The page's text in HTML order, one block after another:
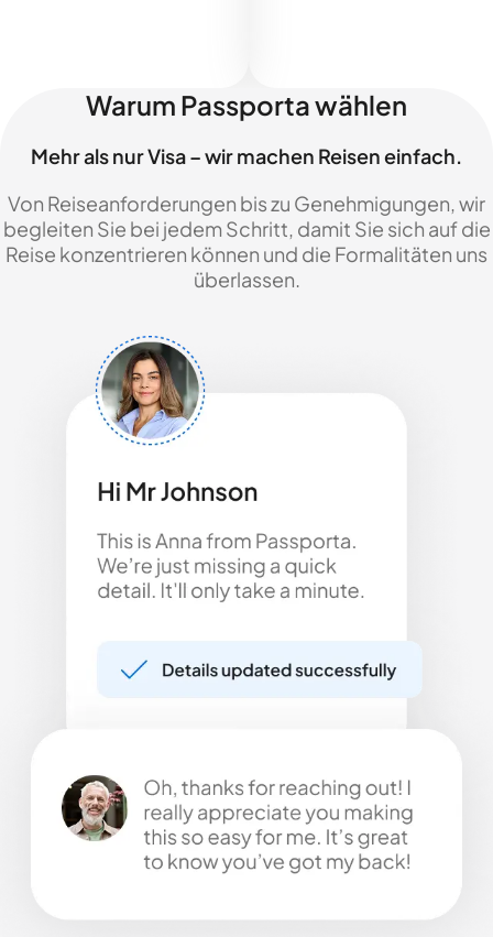
Warum Passporta wählen
Mehr als nur Visa – wir machen Reisen einfach.
Von Reiseanforderungen bis zu Genehmigungen, wir
begleiten Sie bei jedem Schritt, damit Sie sich auf die
Reise konzentrieren können und die Formalitäten uns
überlassen.